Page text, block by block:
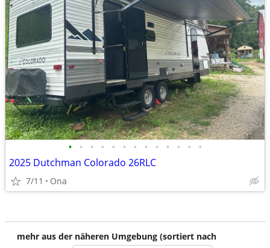
• • • • • • • • • • • • •
2025 Dutchman Colorado 26RLC
7/11 Ona
mehr aus der näheren Umgebung (sortiert nach